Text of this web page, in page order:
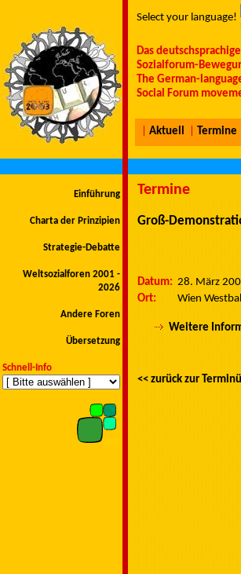
Select your language!
Das
Sozialforum-
The German-
Social Forum
Aktuell Termine
Einführung
Charta der Prinzipien
Strategie-Debatte
Weltsozialforen 2001 -
2026
Andere Foren
Übersetzung
Schnell-Info
Termine
Groß-
Datum: 28. März
Ort:
Wien
Weitere
<< zurück zur